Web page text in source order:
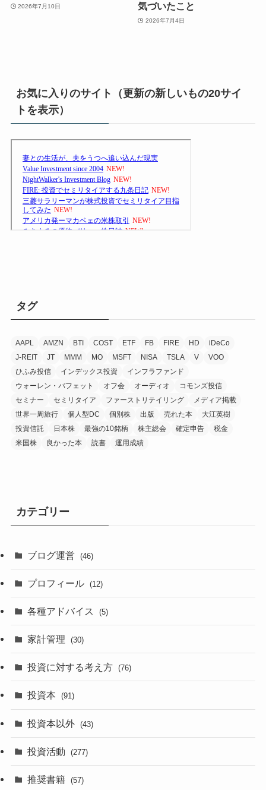
2026年7月10日
気づいたこと
2026年7月4日
お気に入りのサイト（更新の新しいもの20サイ
トを表示）
タグ
AAPL AMZN BTI COST ETF FB FIRE HD
iDeCo
J-REIT
JT MMM MO MSFT NISA TSLA V
VOO
ひふみ投信
インデックス投資
インフラファンド
ウォーレン・バフェット
オフ会 オーディオ
コモンズ投信
セミナー
セミリタイア ファーストリテイリング
メディア掲載
世界一周旅行
個人型DC 個別株 出版 売れた本
大江英樹
投資信託
日本株 最強の10銘柄 株主総会 確定申告
税金
米国株
良かった本 読書 運用成績
カテゴリー
ブログ運営 (46)
プロフィール (12)
各種アドバイス (5)
家計管理 (30)
投資に対する考え方 (76)
投資本 (91)
投資本以外 (43)
投資活動 (277)
推奨書籍 (57)